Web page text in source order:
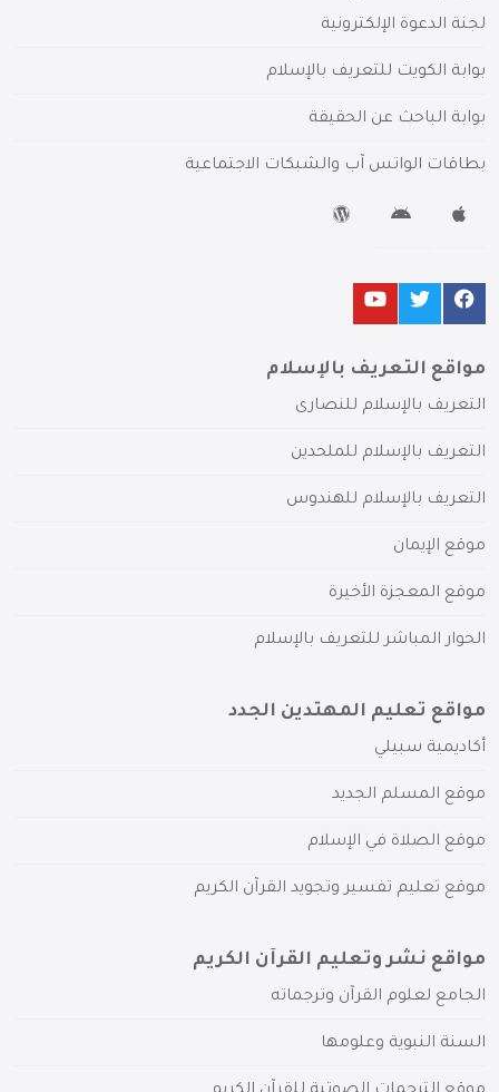
لجنة الدعوة الإلكترونية
بوابة الكويت للتعريف بالإسلام
بوابة الباحث عن الحقيقة
بطاقات الواتس آب والشبكات الاجتماعية
مواقع التعريف بالإسلام
التعريف بالإسلام للنصارى
التعريف بالإسلام للملحدين
التعريف بالإسلام للهندوس
موقع الإيمان
موقع المعجزة الأخيرة
الحوار المباشر للتعريف بالإسلام
مواقع تعليم المهتدين الجدد
أكاديمية سبيلي
موقع المسلم الجديد
موقع الصلاة في الإسلام
موقع تعليم تفسير وتجويد القرآن الكريم
مواقع نشر وتعليم القرآن الكريم
الجامع لعلوم القرآن وترجماته
السنة النبوية وعلومها